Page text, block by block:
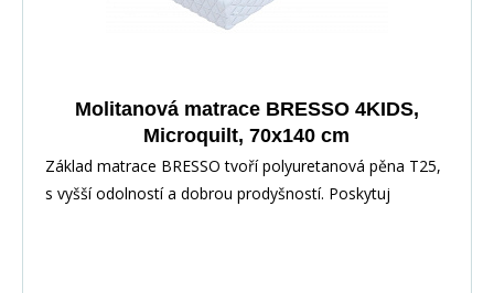
Molitanová matrace BRESSO 4KIDS,
Microquilt, 70x140 cm
Základ matrace BRESSO tvoří polyuretanová pěna T25,
s vyšší odolností a dobrou prodyšností. Poskytuj